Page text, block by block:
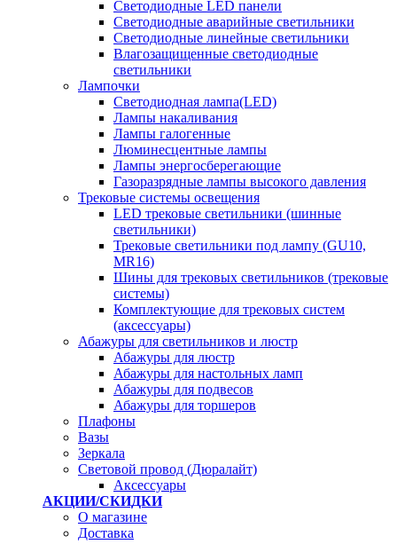
Светодиодные LED панели
Светодиодные аварийные светильники
Светодиодные линейные светильники
Влагозащищенные светодиодные
светильники
Лампочки
Светодиодная лампа(LED)
Лампы накаливания
Лампы галогенные
Люминесцентные лампы
Лампы энергосберегающие
Газоразрядные лампы высокого давления
Трековые системы освещения
LED трековые светильники (шинные
светильники)
Трековые светильники под лампу (GU10,
MR16)
Шины для трековых светильников (трековые
системы)
Комплектующие для трековых систем
(аксессуары)
Абажуры для светильников и люстр
Абажуры для люстр
Абажуры для настольных ламп
Абажуры для подвесов
Абажуры для торшеров
Плафоны
Вазы
Зеркала
Световой провод (Дюралайт)
Аксессуары
АКЦИИ/СКИДКИ
О магазине
Доставка